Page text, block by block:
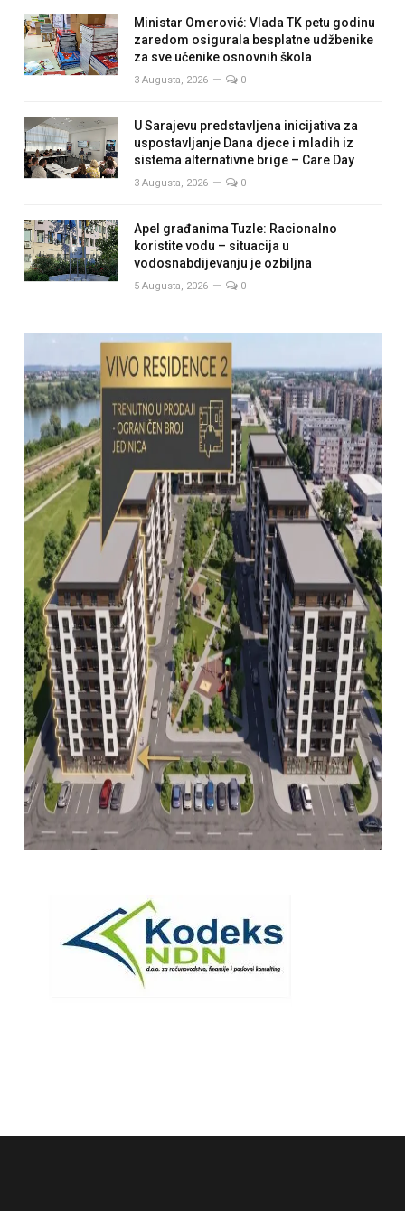
Ministar Omerović: Vlada TK petu godinu
zaredom osigurala besplatne udžbenike
za sve učenike osnovnih škola
3 Augusta, 2026 0
U Sarajevu predstavljena inicijativa za
uspostavljanje Dana djece i mladih iz
sistema alternativne brige – Care Day
3 Augusta, 2026 0
Apel građanima Tuzle: Racionalno
koristite vodu – situacija u
vodosnabdijevanju je ozbiljna
5 Augusta, 2026 0